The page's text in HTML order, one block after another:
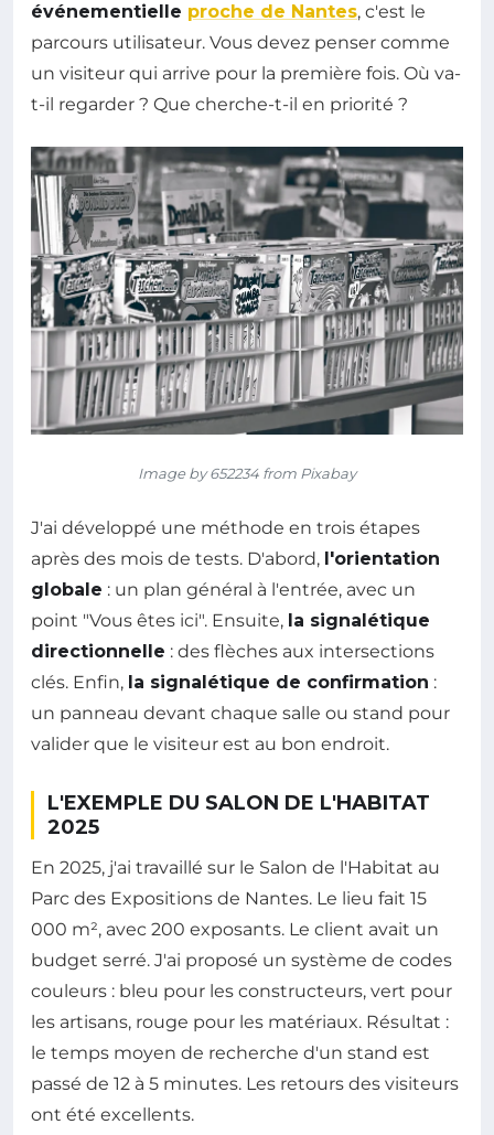
événementielle proche de Nantes, c'est le
parcours utilisateur. Vous devez penser comme
un visiteur qui arrive pour la première fois. Où va-
t-il regarder ? Que cherche-t-il en priorité ?
Image by 652234 from Pixabay
J'ai développé une méthode en trois étapes
après des mois de tests. D'abord, l'orientation
globale : un plan général à l'entrée, avec un
point "Vous êtes ici". Ensuite, la signalétique
directionnelle : des flèches aux intersections
clés. Enfin, la signalétique de confirmation :
un panneau devant chaque salle ou stand pour
valider que le visiteur est au bon endroit.
L'EXEMPLE DU SALON DE L'HABITAT
2025
En 2025, j'ai travaillé sur le Salon de l'Habitat au
Parc des Expositions de Nantes. Le lieu fait 15
000 m², avec 200 exposants. Le client avait un
budget serré. J'ai proposé un système de codes
couleurs : bleu pour les constructeurs, vert pour
les artisans, rouge pour les matériaux. Résultat :
le temps moyen de recherche d'un stand est
passé de 12 à 5 minutes. Les retours des visiteurs
ont été excellents.